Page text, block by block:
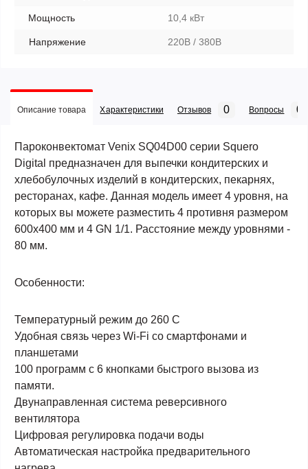
Мощность 10,4 кВт
Напряжение 220В / 380В
Описание товара Характеристики Отзывов 0 Вопросы 0
Пароконвектомат Venix SQ04D00 серии Squero
Digital предназначен для выпечки кондитерских и
хлебобулочных изделий в кондитерских, пекарнях,
ресторанах, кафе. Данная модель имеет 4 уровня, на
которых вы можете разместить 4 противня размером
600х400 мм и 4 GN 1/1. Расстояние между уровнями -
80 мм.
Особенности:
Температурный режим до 260 С
Удобная связь через Wi-Fi со смартфонами и
планшетами
100 программ с 6 кнопками быстрого вызова из
памяти.
Двунаправленная система реверсивного
вентилятора
Цифровая регулировка подачи воды
Автоматическая настройка предварительного